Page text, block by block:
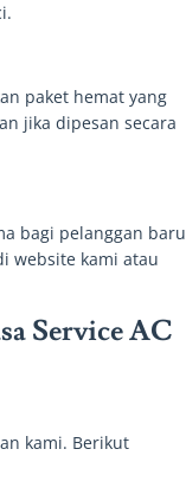
paket hemat yang
jika dipesan secara
bagi pelanggan baru
website kami atau
Service AC
kami. Berikut